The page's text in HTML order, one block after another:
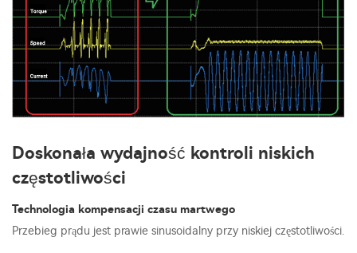
Doskonała wydajność kontroli niskich
częstotliwości
Technologia kompensacji czasu martwego
Przebieg prądu jest prawie sinusoidalny przy niskiej częstotliwości.